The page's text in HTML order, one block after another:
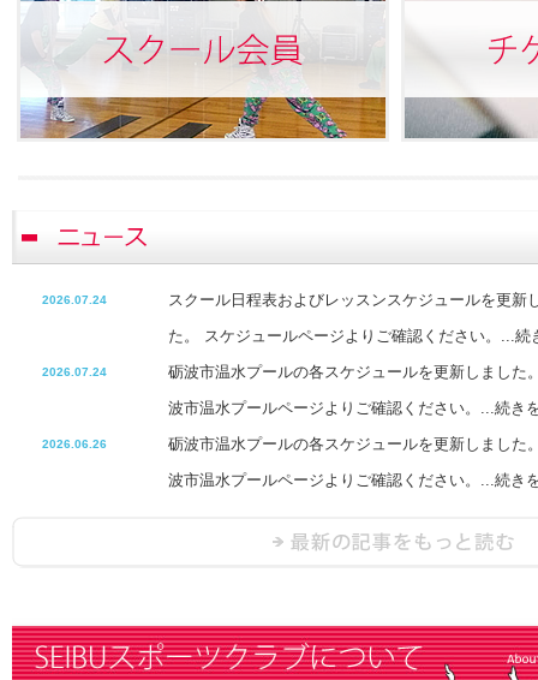
2026.07.24
スクール日程表およびレッスンスケジュールを更新
た。 スケジュールページよりご確認ください。...続
2026.07.24
砺波市温水プールの各スケジュールを更新しました
波市温水プールページよりご確認ください。...続き
2026.06.26
砺波市温水プールの各スケジュールを更新しました
波市温水プールページよりご確認ください。...続き